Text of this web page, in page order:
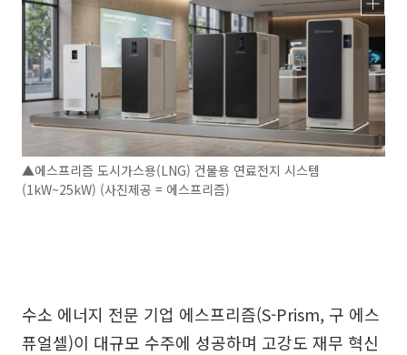
▲에스프리즘 도시가스용(LNG) 건물용 연료전지 시스템
(1kW~25kW) (사진제공 = 에스프리즘)
수소 에너지 전문 기업 에스프리즘(S-Prism, 구 에스
퓨얼셀)이 대규모 수주에 성공하며 고강도 재무 혁신